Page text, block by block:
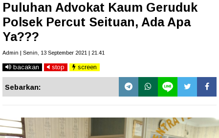
Puluhan Advokat Kaum Geruduk
Polsek Percut Seituan, Ada Apa
Ya???
Admin | Senin, 13 September 2021 | 21.41
bacakan stop screen
Sebarkan: